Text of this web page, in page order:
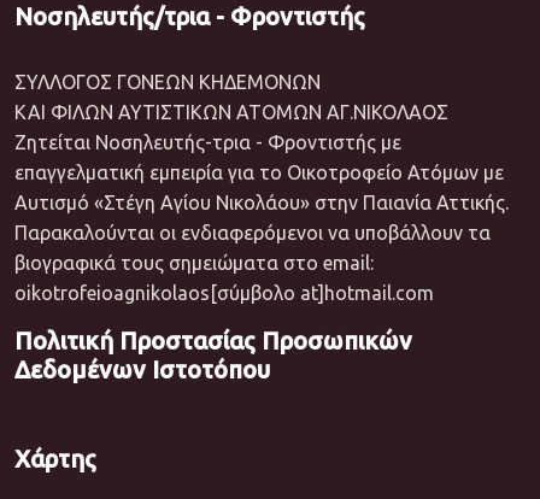
Νοσηλευτής/τρια - Φροντιστής
ΣΥΛΛΟΓΟΣ ΓΟΝΕΩΝ ΚΗΔΕΜΟΝΩΝ
ΚΑΙ ΦΙΛΩΝ ΑΥΤΙΣΤΙΚΩΝ ΑΤΟΜΩΝ ΑΓ.ΝΙΚΟΛΑΟΣ
Ζητείται Νοσηλευτής-τρια - Φροντιστής με
επαγγελματική εμπειρία για το Οικοτροφείο Ατόμων με
Αυτισμό «Στέγη Αγίου Νικολάου» στην Παιανία Αττικής.
Παρακαλούνται οι ενδιαφερόμενοι να υποβάλλουν τα
βιογραφικά τους σημειώματα στο email:
oikotrofeioagnikolaos[σύμβολο at]hotmail.com
Πολιτική Προστασίας Προσωπικών
Δεδομένων Ιστοτόπου
Χάρτης